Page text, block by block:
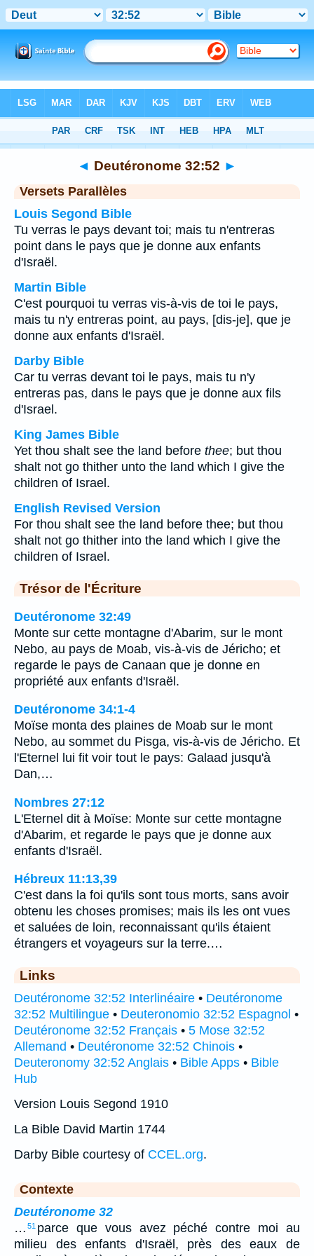
>Chapitre 32 > Verset 52
◄ Deutéronome 32:52 ►
Versets Parallèles
Louis Segond Bible
Tu verras le pays devant toi; mais tu n'entreras
point dans le pays que je donne aux enfants
d'Israël.
Martin Bible
C'est pourquoi tu verras vis-à-vis de toi le pays,
mais tu n'y entreras point, au pays, [dis-je], que je
donne aux enfants d'Israël.
Darby Bible
Car tu verras devant toi le pays, mais tu n'y
entreras pas, dans le pays que je donne aux fils
d'Israel.
King James Bible
Yet thou shalt see the land before thee; but thou
shalt not go thither unto the land which I give the
children of Israel.
English Revised Version
For thou shalt see the land before thee; but thou
shalt not go thither into the land which I give the
children of Israel.
Trésor de l'Écriture
Deutéronome 32:49
Monte sur cette montagne d'Abarim, sur le mont
Nebo, au pays de Moab, vis-à-vis de Jéricho; et
regarde le pays de Canaan que je donne en
propriété aux enfants d'Israël.
Deutéronome 34:1-4
Moïse monta des plaines de Moab sur le mont
Nebo, au sommet du Pisga, vis-à-vis de Jéricho. Et
l'Eternel lui fit voir tout le pays: Galaad jusqu'à
Dan,…
Nombres 27:12
L'Eternel dit à Moïse: Monte sur cette montagne
d'Abarim, et regarde le pays que je donne aux
enfants d'Israël.
Hébreux 11:13,39
C'est dans la foi qu'ils sont tous morts, sans avoir
obtenu les choses promises; mais ils les ont vues
et saluées de loin, reconnaissant qu'ils étaient
étrangers et voyageurs sur la terre.…
Links
Deutéronome 32:52 Interlinéaire • Deutéronome
32:52 Multilingue • Deuteronomio 32:52 Espagnol •
Deutéronome 32:52 Français • 5 Mose 32:52
Allemand • Deutéronome 32:52 Chinois •
Deuteronomy 32:52 Anglais • Bible Apps • Bible
Hub
Version Louis Segond 1910
La Bible David Martin 1744
Darby Bible courtesy of CCEL.org.
Contexte
Deutéronome 32
… 51 parce que vous avez péché contre moi au
milieu des enfants d'Israël, près des eaux de